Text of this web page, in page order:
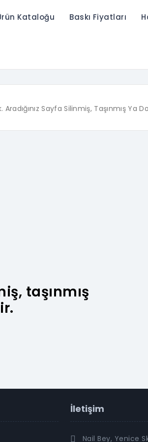
Kataloğu Baskı Fiyatları
Sayfa Silinmiş, Taşınmış Ya
taşınmış
İletişim
Nail Bey, Yenice